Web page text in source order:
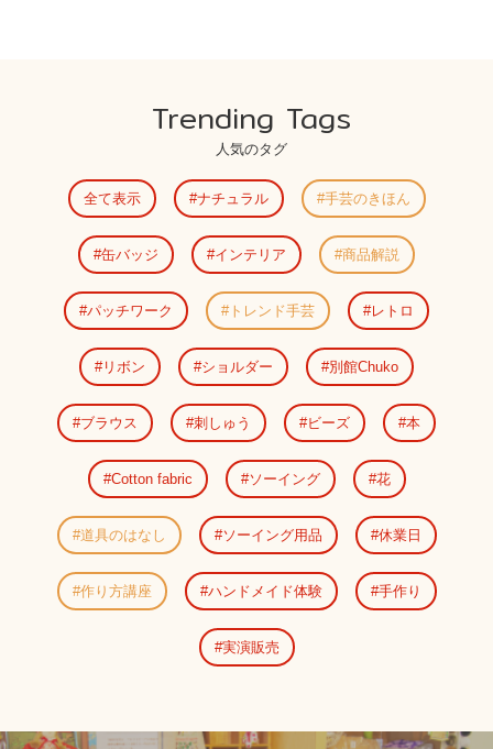
Trending Tags
人気のタグ
全て表示 ナチュラル 手芸のきほん
缶バッジ インテリア 商品解説
パッチワーク トレンド手芸 レトロ
リボン ショルダー 別館Chuko
ブラウス 刺しゅう ビーズ 本
Cotton fabric ソーイング 花
道具のはなし ソーイング用品 休業日
作り方講座 ハンドメイド体験 手作り
実演販売